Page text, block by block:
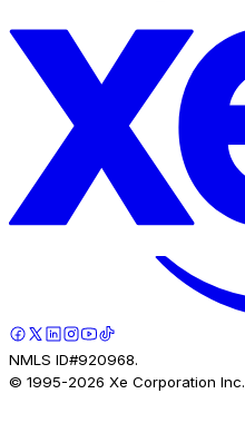
NMLS ID#920968.
© 1995-2026 Xe Corporation Inc.